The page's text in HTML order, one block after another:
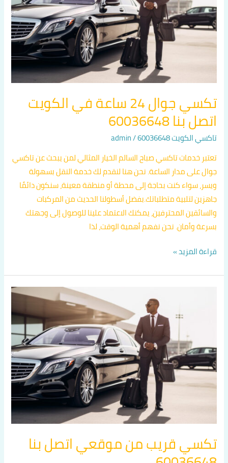
تكسي جوال 24 ساعة في الكويت
اتصل بنا 60036648
تاكسي الكويت 60036648 /
admin
تعتبر خدمات تاكسي صباح السالم الخيار المثالي لمن يبحث عن تاكسي
جوال على مدار الساعة. نحن هنا لنقدم لك خدمة النقل بسهولة
ويسر، سواء كنت بحاجة إلى محطة أو منطقة معينة، سنكون دائمًا
جاهزين لتلبية متطلباتك.بفضل أسطولنا الحديث من المركبات
والسائقين المحترفين، يمكنك الاعتماد علينا للوصول إلى وجهتك
بسرعة وأمان. نحن نفهم أهمية الوقت، لذا
في
الكويت
اتصل
بنا
قراءة المزيد »
تكسي قريب من موقعي اتصل بنا
اتصل
بنا
60036648